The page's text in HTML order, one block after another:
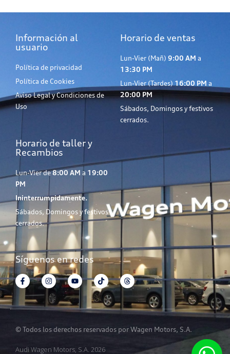
Información al
usuario
Política de privacidad
Política de Cookies
Aviso Legal y Condiciones de
Uso
Horario de ventas
Lun-Vier (Mañ) 9:00 AM a
13:30 PM
Lun-Vier (Tardes) 16:00 PM a
20:00 PM
Sábados, Domingos y festivos
cerrados.
Horario de taller y
Recambios
Lun-Vier de8:00 AM a 19:00
PM
Ininterrumpidamente.
Sábados, Domingos y festivos
cerrados.
Síguenos en redes
© Todos los derechos reservados por Wagen Motors, S.A.
Audi Wagen Motors, S.A. 2026